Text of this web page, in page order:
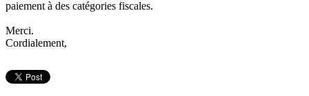
paiement à des catégories fiscales.
Merci.
Cordialement,